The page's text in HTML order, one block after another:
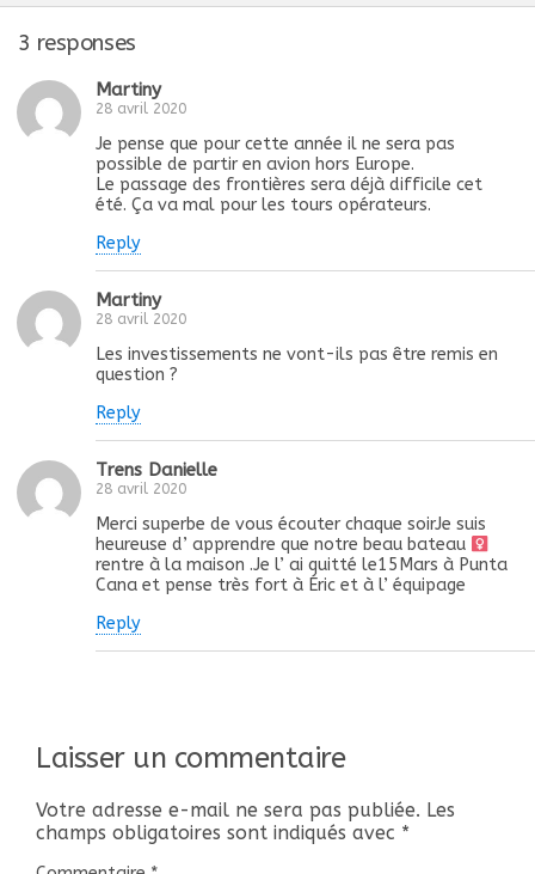
3 responses
Martiny
28 avril 2020
Je pense que pour cette année il ne sera pas
possible de partir en avion hors Europe.
Le passage des frontières sera déjà difficile cet
été. Ça va mal pour les tours opérateurs.
Reply
Martiny
28 avril 2020
Les investissements ne vont-ils pas être remis en
question ?
Reply
Trens Danielle
28 avril 2020
Merci superbe de vous écouter chaque soirJe suis
heureuse d’ apprendre que notre beau bateau ‍
rentre à la maison .Je l’ ai quitté le15Mars à Punta
Cana et pense très fort à Éric et à l’ équipage
Reply
Laisser un commentaire
Votre adresse e-mail ne sera pas publiée. Les
champs obligatoires sont indiqués avec *